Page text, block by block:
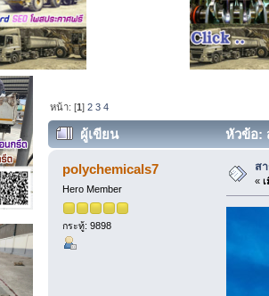
หน้า: [1]2 3 4
ผู้เขียน หัวข้อ:
polychemicals7
Hero Member
กระทู้: 9898
ส
«